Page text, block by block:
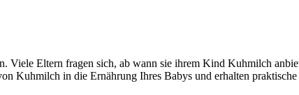
Viele Eltern fragen sich, ab wann sie ihrem Kind Kuhmilch
Kuhmilch in die Ernährung Ihres Babys und erhalten